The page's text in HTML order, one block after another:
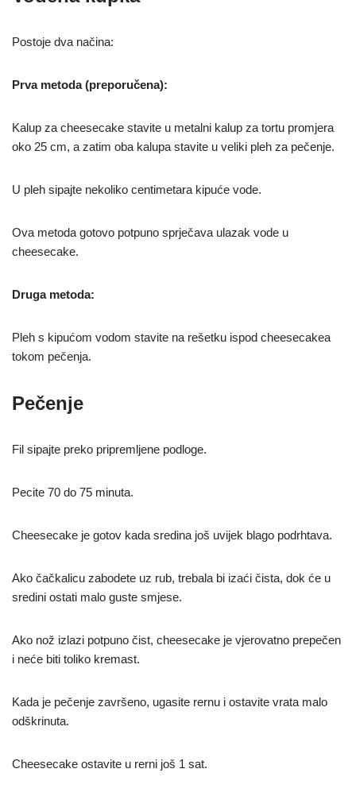
Postoje dva načina:
Prva metoda (preporučena):
Kalup za cheesecake stavite u metalni kalup za tortu promjera
oko 25 cm, a zatim oba kalupa stavite u veliki pleh za pečenje.
U pleh sipajte nekoliko centimetara kipuće vode.
Ova metoda gotovo potpuno sprječava ulazak vode u
cheesecake.
Druga metoda:
Pleh s kipućom vodom stavite na rešetku ispod cheesecakea
tokom pečenja.
Pečenje
Fil sipajte preko pripremljene podloge.
Pecite 70 do 75 minuta.
Cheesecake je gotov kada sredina još uvijek blago podrhtava.
Ako čačkalicu zabodete uz rub, trebala bi izaći čista, dok će u
sredini ostati malo guste smjese.
Ako nož izlazi potpuno čist, cheesecake je vjerovatno prepečen
i neće biti toliko kremast.
Kada je pečenje završeno, ugasite rernu i ostavite vrata malo
odškrinuta.
Cheesecake ostavite u rerni još 1 sat.